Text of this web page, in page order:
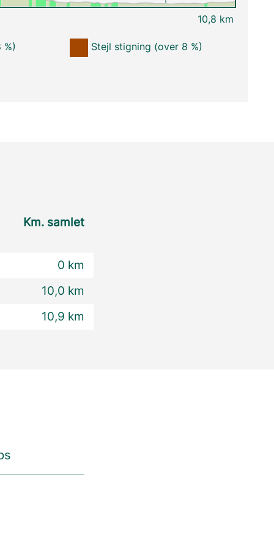
10,8 km
Stejl stigning (over 8 %)
Km. samlet
0 km
10,0 km
10,9 km